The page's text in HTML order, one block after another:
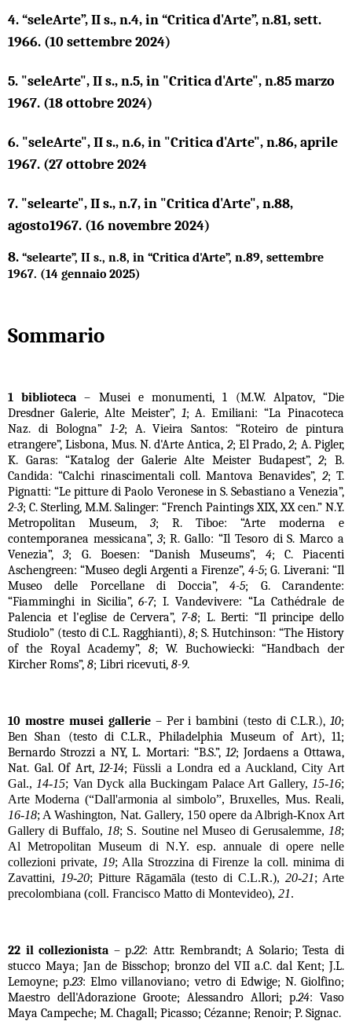
4.“seleArte”, II s., n.4, in “Critica d'Arte”, n.81, sett.
1966. (10 settembre 2024)
5. "seleArte", II s., n.5, in "Critica d'Arte", n.85 marzo
1967. (18 ottobre 2024)
6. "seleArte", II s., n.6, in "Critica d'Arte", n.86, aprile
1967. (27 ottobre 2024
7. "selearte", II s., n.7, in "Critica d'Arte", n.88,
agosto1967. (16 novembre 2024)
8. “selearte”, II s., n.8, in “Critica d'Arte”, n.89, settembre
1967. (14 gennaio 2025)
Sommario
1 biblioteca – Musei e monumenti, 1 (M.W. Alpatov, “Die
Dresdner Galerie, Alte Meister”, 1; A. Emiliani: “La Pinacoteca
Naz. di Bologna” 1-2; A. Vieira Santos: “Roteiro de pintura
etrangere”, Lisbona, Mus. N. d'Arte Antica, 2; El Prado,2; A. Pigler,
K. Garas: “Katalog der Galerie Alte Meister Budapest”,2; B.
Candida: “Calchi rinascimentali coll. Mantova Benavides”, 2; T.
Pignatti: “Le pitture di Paolo Veronese in S. Sebastiano a Venezia”,
2-3; C. Sterling, M.M. Salinger: “French Paintings XIX, XX cen.” N.Y.
Metropolitan Museum, 3; R. Tiboe: “Arte moderna e
contemporanea messicana”, 3; R. Gallo: “Il Tesoro di S. Marco a
Venezia”,3; G. Boesen: “Danish Museums”, 4; C. Piacenti
Aschengreen: “Museo degli Argenti a Firenze”, 4-5; G. Liverani: “Il
Museo delle Porcellane di Doccia”,4-5; G. Carandente:
“Fiamminghi in Sicilia”,6-7; I. Vandevivere: “La Cathédrale de
Palencia et l'eglise de Cervera”, 7-8; L. Berti: “Il principe dello
Studiolo” (testo di C.L. Ragghianti), 8; S. Hutchinson: “The History
of the Royal Academy”, 8; W. Buchowiecki: “Handbach der
Kircher Roms”, 8; Libri ricevuti, 8-9.
10 mostre musei gallerie– Per i bambini (testo di C.L.R.),10;
Ben Shan (testo di C.L.R., Philadelphia Museum of Art), 11;
Bernardo Strozzi a NY, L. Mortari: “B.S.”, 12; Jordaens a Ottawa,
Nat. Gal. Of Art,12-14; Füssli a Londra ed a Auckland, City Art
Gal., 14-15; Van Dyck alla Buckingam Palace Art Gallery, 15-16;
Arte Moderna (“Dall'armonia al simbolo”, Bruxelles, Mus. Reali,
16-18; A Washington, Nat. Gallery, 150 opere da Albrigh-Knox Art
Gallery di Buffalo, 18; S. Soutine nel Museo di Gerusalemme, 18;
Al Metropolitan Museum di N.Y. esp. annuale di opere nelle
collezioni private, 19; Alla Strozzina di Firenze la coll. minima di
Zavattini, 19-20; Pitture Rāgamāla (testo di C.L.R.), 20-21; Arte
precolombiana (coll. Francisco Matto di Montevideo), 21.
22 il collezionista – p.22: Attr. Rembrandt; A Solario; Testa di
stucco Maya; Jan de Bisschop; bronzo del VII a.C. dal Kent; J.L.
Lemoyne; p.23: Elmo villanoviano; vetro di Edwige; N. Giolfino;
Maestro dell'Adorazione Groote; Alessandro Allori; p.24: Vaso
Maya Campeche; M. Chagall; Picasso; Cézanne; Renoir; P. Signac.